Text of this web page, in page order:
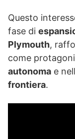
Questo
fase di
Plymouth,
come
autonoma e
frontiera.